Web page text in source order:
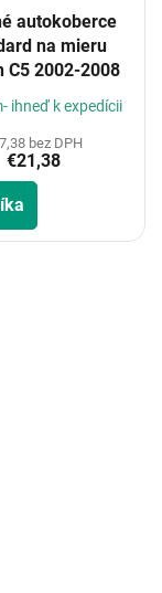
autokoberce
na mieru
C5 2002-2008
ihneď k expedícii
bez DPH
€21,38